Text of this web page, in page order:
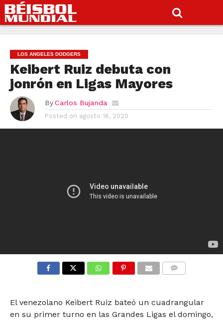
LOS ANGELES DODGERS
Keibert Ruiz debuta con
jonrón en Ligas Mayores
By Carlos Bujanda
Posted on agosto 16, 2020
El venezolano Keibert Ruiz bateó un cuadrangular
en su primer turno en las Grandes Ligas el domingo,